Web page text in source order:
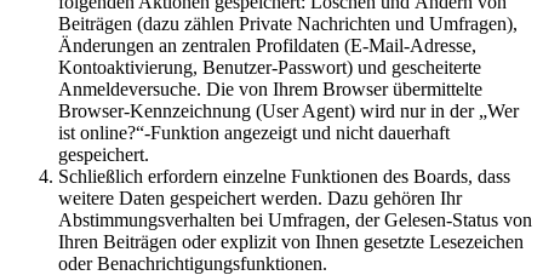
Beiträgen (dazu zählen Private Nachrichten und Umfragen),
Änderungen an zentralen Profildaten (E-Mail-Adresse,
Kontoaktivierung, Benutzer-Passwort) und gescheiterte
Anmeldeversuche. Die von Ihrem Browser übermittelte
Browser-Kennzeichnung (User Agent) wird nur in der „Wer
ist online?“-Funktion angezeigt und nicht dauerhaft
gespeichert.
Schließlich erfordern einzelne Funktionen des Boards, dass
weitere Daten gespeichert werden. Dazu gehören Ihr
Abstimmungsverhalten bei Umfragen, der Gelesen-Status von
Ihren Beiträgen oder explizit von Ihnen gesetzte Lesezeichen
oder Benachrichtigungsfunktionen.